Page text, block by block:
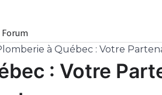
à Québec : Votre
: Votre